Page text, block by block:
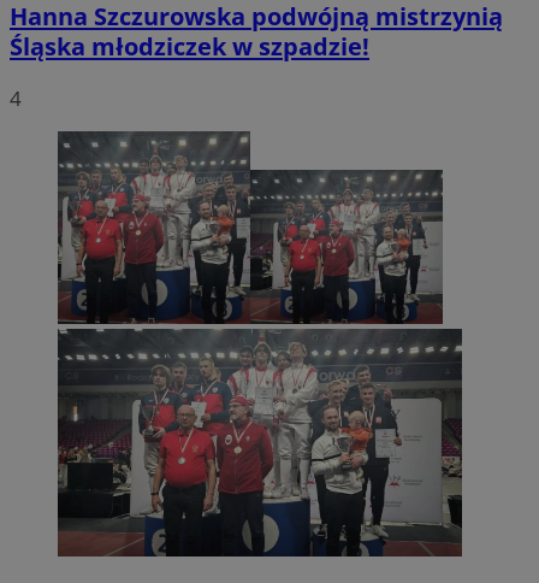
Hanna Szczurowska podwójną mistrzynią
Śląska młodziczek w szpadzie!
4